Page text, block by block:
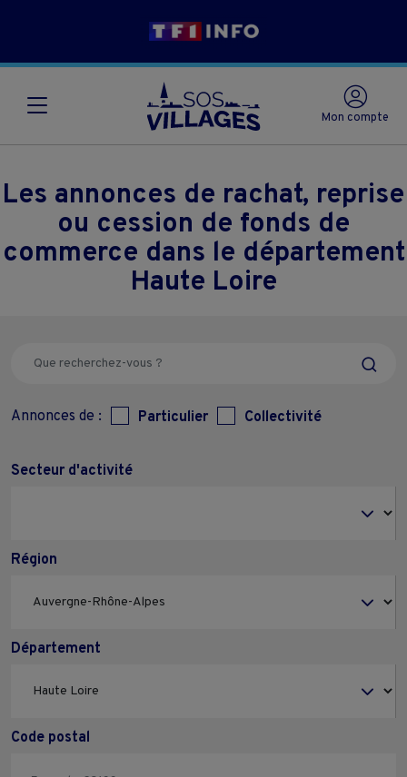
Mon compte
Les annonces de rachat, reprise
ou cession de fonds de
commerce dans le département
Haute Loire
Annonces de : Particulier Collectivité
Secteur d'activité
Région
Département
Code postal